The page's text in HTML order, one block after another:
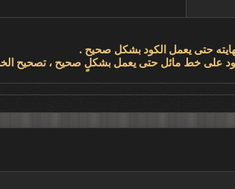
نهايته حتى يعمل الكود بشكل صحيح .
على خط مائل حتى يعمل بشكلٍ صحيح ، تصحيح